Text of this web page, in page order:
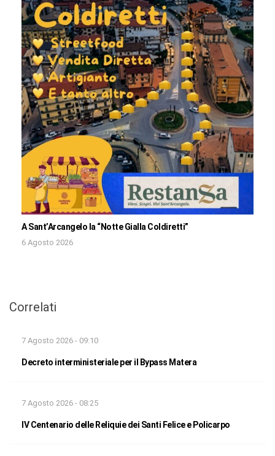
A Sant’Arcangelo la “Notte Gialla Coldiretti”
6 Agosto 2026
Correlati
7 Agosto 2026 - 09:10
Decreto interministeriale per il Bypass Matera
7 Agosto 2026 - 08:25
IV Centenario delle Reliquie dei Santi Felice e Policarpo